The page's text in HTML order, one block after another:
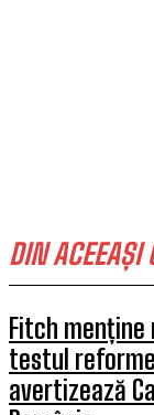
DIN ACEEAȘI
Fitch
testul
avertizează